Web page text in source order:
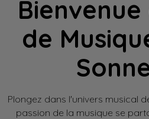
de
Plongez dans l'univers musical
passion de la musique se